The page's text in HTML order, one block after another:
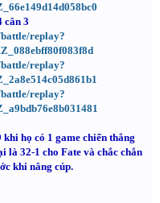
cân 3
replay?
replay?
replay?
họ có 1 game chiến thắng
là 32-1 cho Fate và chắc chắn
khi nâng cúp.